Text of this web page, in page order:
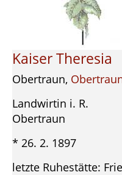
Kaiser Theresia
Obertraun,
Landwirtin i. R.
Obertraun
* 26. 2. 1897
letzte Ruhestätte: